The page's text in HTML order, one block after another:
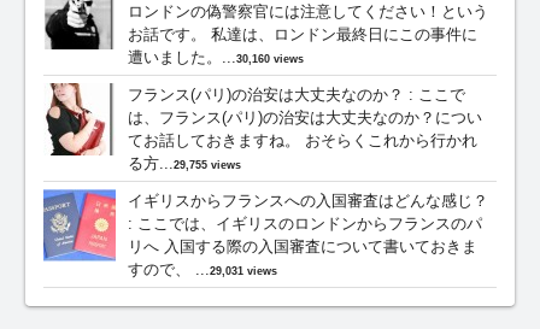
ロンドンの偽警察官には注意してください！という
お話です。 私達は、ロンドン最終日にこの事件に
遭いました。...30,160 views
フランス(パリ)の治安は大丈夫なのか？ : ここで
は、フランス(パリ)の治安は大丈夫なのか？につい
てお話しておきますね。 おそらくこれから行かれ
る方...29,755 views
イギリスからフランスへの入国審査はどんな感じ？
: ここでは、イギリスのロンドンからフランスのパ
リへ 入国する際の入国審査について書いておきま
すので、 ...29,031 views